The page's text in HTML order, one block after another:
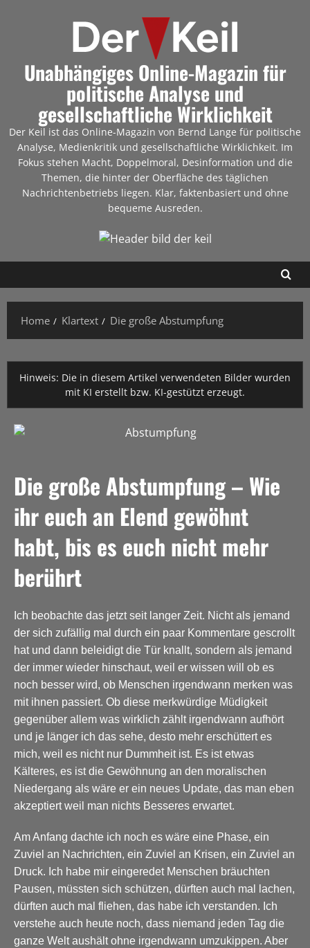
Unabhängiges Online-Magazin für
politische Analyse und
gesellschaftliche Wirklichkeit
Der Keil ist das Online-Magazin von Bernd Lange für politische
Analyse, Medienkritik und gesellschaftliche Wirklichkeit. Im
Fokus stehen Macht, Doppelmoral, Desinformation und die
Themen, die hinter der Oberfläche des täglichen
Nachrichtenbetriebs liegen. Klar, faktenbasiert und ohne
bequeme Ausreden.
Home Klartext Die große Abstumpfung
Hinweis: Die in diesem Artikel verwendeten Bilder wurden
mit KI erstellt bzw. KI-gestützt erzeugt.
Die große Abstumpfung – Wie
ihr euch an Elend gewöhnt
habt, bis es euch nicht mehr
berührt
Ich beobachte das jetzt seit langer Zeit. Nicht als jemand
der sich zufällig mal durch ein paar Kommentare gescrollt
hat und dann beleidigt die Tür knallt, sondern als jemand
der immer wieder hinschaut, weil er wissen will ob es
noch besser wird, ob Menschen irgendwann merken was
mit ihnen passiert. Ob diese merkwürdige Müdigkeit
gegenüber allem was wirklich zählt irgendwann aufhört
und je länger ich das sehe, desto mehr erschüttert es
mich, weil es nicht nur Dummheit ist. Es ist etwas
Kälteres, es ist die Gewöhnung an den moralischen
Niedergang als wäre er ein neues Update, das man eben
akzeptiert weil man nichts Besseres erwartet.
Am Anfang dachte ich noch es wäre eine Phase, ein
Zuviel an Nachrichten, ein Zuviel an Krisen, ein Zuviel an
Druck. Ich habe mir eingeredet Menschen bräuchten
Pausen, müssten sich schützen, dürften auch mal lachen,
dürften auch mal fliehen, das habe ich verstanden. Ich
verstehe auch heute noch, dass niemand jeden Tag die
ganze Welt aushält ohne irgendwann umzukippen. Aber